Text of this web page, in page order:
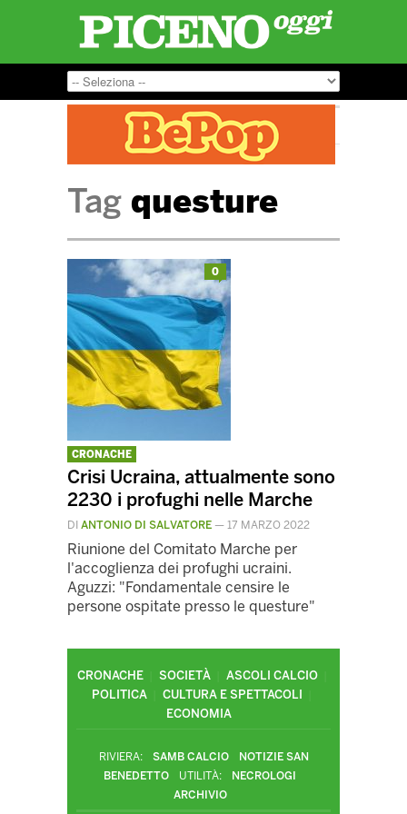
Tag questure
0
CRONACHE
Crisi Ucraina, attualmente sono
2230 i profughi nelle Marche
DI ANTONIO DI SALVATORE — 17 MARZO 2022
Riunione del Comitato Marche per
l'accoglienza dei profughi ucraini.
Aguzzi: "Fondamentale censire le
persone ospitate presso le questure"
CRONACHE SOCIETÀ
ASCOLI CALCIO
POLITICA
CULTURA E SPETTACOLI
ECONOMIA
RIVIERA: SAMB CALCIO
NOTIZIE SAN
BENEDETTO
UTILITÀ:
NECROLOGI
ARCHIVIO